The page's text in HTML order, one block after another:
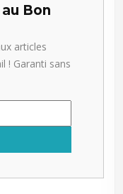
Bon
articles
! Garanti sans